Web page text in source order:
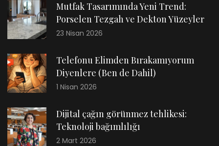
Mutfak Tasarımında Yeni Trend:
Porselen Tezgah ve Dekton Yüzeyler
23 Nisan 2026
Telefonu Elimden Bırakamıyorum
Diyenlere (Ben de Dahil)
1 Nisan 2026
Dijital çağın görünmez tehlikesi:
Teknoloji bağımlılığı
2 Mart 2026